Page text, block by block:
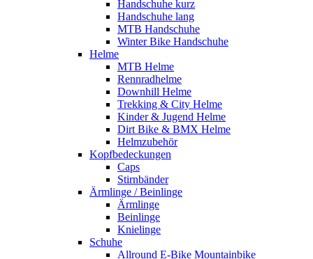
Handschuhe kurz
Handschuhe lang
MTB Handschuhe
Winter Bike Handschuhe
Helme
MTB Helme
Rennradhelme
Downhill Helme
Trekking & City Helme
Kinder & Jugend Helme
Dirt Bike & BMX Helme
Helmzubehör
Kopfbedeckungen
Caps
Stirnbänder
Ärmlinge / Beinlinge
Ärmlinge
Beinlinge
Knielinge
Schuhe
Allround E-Bike Mountainbike